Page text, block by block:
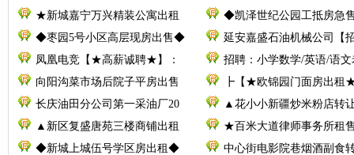
★新城嘉宁万兴精装公寓出租
◆凯泽世纪公园工抵房急
◆枣园5号小区高层现房出售◆
延安嘉盛石油机械公司【
凤凰电竞【★高薪诚聘★】：
招聘：小学数学/英语/语文
向阳沟菜市场后院子平房出售
┣【★欧锦园门面房出租
长庆油田分公司第一采油厂20
▲花小小新疆炒米粉店转
▲新区复盛唐苑三楼商铺出租
★百米大道律师事务所租
◆新城上城伍号学区房出租◆
中心街电影院巷烟酒副食